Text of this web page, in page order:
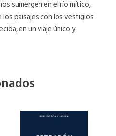
sumergen en el río mítico,
paisajes con los vestigios
en un viaje único y